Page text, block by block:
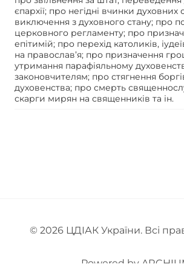
єпархії; про негідні вчинки духовних
виключення з духовного стану; про
церковного регламенту; про
епітимій; про перехід католиків,
на православ’я; про призначення
утримання парафіяльному
законовчителям; про стягнення
духовенства; про смерть
скарги мирян на священників та ін.
© 2026 ЦДІАК України. Всі
Powered by